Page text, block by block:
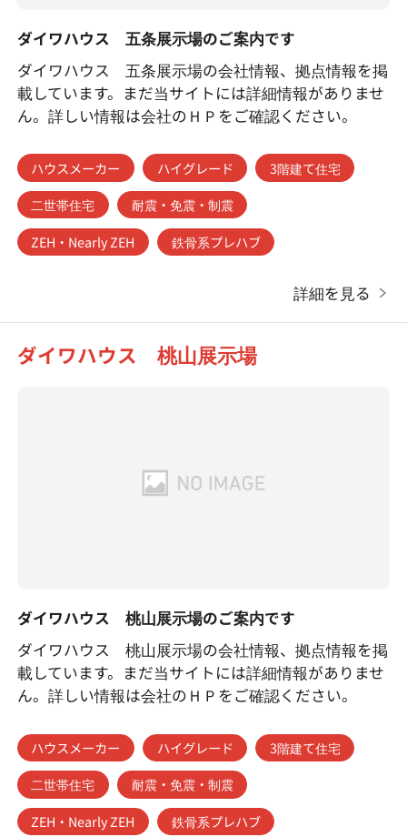
ダイワハウス 五条展示場のご案内です
ダイワハウス 五条展示場の会社情報、拠点情報を掲
載しています。まだ当サイトには詳細情報がありませ
ん。詳しい情報は会社のＨＰをご確認ください。
ハウスメーカー ハイグレード
3階建て住宅
二世帯住宅
耐震・免震・制震
ZEH・Nearly ZEH
鉄骨系プレハブ
詳細を見る
ダイワハウス 桃山展示場
ダイワハウス 桃山展示場のご案内です
ダイワハウス 桃山展示場の会社情報、拠点情報を掲
載しています。まだ当サイトには詳細情報がありませ
ん。詳しい情報は会社のＨＰをご確認ください。
ハウスメーカー ハイグレード
3階建て住宅
二世帯住宅
耐震・免震・制震
ZEH・Nearly ZEH
鉄骨系プレハブ